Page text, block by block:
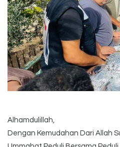
Alhamdulillah,
Dengan Kemudahan Dari Allah